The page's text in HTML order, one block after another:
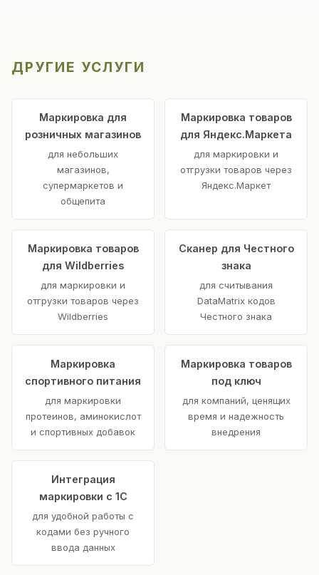
ДРУГИЕ УСЛУГИ
Маркировка для
розничных магазинов
для небольших
магазинов,
супермаркетов и
общепита
Маркировка товаров
для Яндекс.Маркета
для маркировки и
отгрузки товаров через
Яндекс.Маркет
Маркировка товаров
для Wildberries
для маркировки и
отгрузки товаров через
Wildberries
Сканер для Честного
знака
для считывания
DataMatrix кодов
Честного знака
Маркировка
спортивного питания
для маркировки
протеинов, аминокислот
и спортивных добавок
Маркировка товаров
под ключ
для компаний, ценящих
время и надежность
внедрения
Интеграция
маркировки с 1С
для удобной работы с
кодами без ручного
ввода данных